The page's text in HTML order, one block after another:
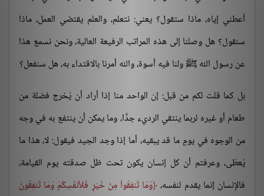
أعطني إياه، ماذا ستقول؟ يعني: نتعلم، والعلم يقتضي العمل، ماذا
سنقول؟ هل وصلنا إلى هذه المراتب الرفيعة العالية، ونحن نسمع هذا
عن رسول الله ﷺ ولنا فيه أسوة، والله أمرنا بالاقتداء به، هل سنفعل؟
بل كما قلت لكم من قبل: إن الواحد منا إذا أراد أن يُخرج فضلة من
طعام أو غيره لربما ينتقي الرديء جدًّا، وما يمكن أن ينتفع به في وجه
من الوجوه في يومٍ ما قد يبقيه، أما إذا وجد الجيد فيقول: لا، هذا ما
يُعطَى، وعرفتم أن كل إنسان يكون تحت ظل صدقته يوم القيامة،
فالإنسان إنما يقدم لنفسه، وَمَا تُنفِقُواْ مِنْ خَيْرٍ فَلأنفُسِكُمْ وَمَا تُنفِقُونَ